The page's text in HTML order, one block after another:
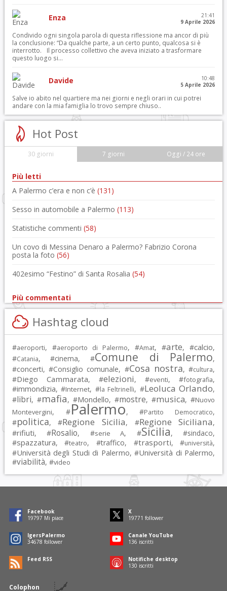
Enza
21:41
9 Aprile 2026
Condivido ogni singola parola di questa riflessione ma ancor di più
la conclusione: “Da qualche parte, a un certo punto, qualcosa si è
interrotto. Il processo collettivo che aveva iniziato a trasformare
questo luogo si...
Davide
10:48
5 Aprile 2026
Salve io abito nel quartiere ma nei giorni e negli orari in cui potrei
andare con la mia famiglia lo trovo sempre chiuso..
Hot Post
30 giorni 7 giorni Oggi / 24 ore
Più letti
A Palermo c’era e non c’è (131)
Sesso in automobile a Palermo (113)
Statistiche commenti (58)
Un covo di Messina Denaro a Palermo? Fabrizio Corona
posta la foto (56)
402esimo “Festino” di Santa Rosalia (54)
Più commentati
Hashtag cloud
#aeroporti, #aeroporto di Palermo, #Amat, #arte, #calcio,
#Catania, #cinema, #Comune di Palermo,
#concerti, #Consiglio comunale, #Cosa nostra, #cultura,
#Diego Cammarata, #elezioni, #eventi, #fotografia,
#immondizia, #Internet, #la Feltrinelli, #Leoluca Orlando,
#libri, #mafia, #Mondello, #mostre, #musica, #Nuovo
Montevergini, #Palermo, #Partito Democratico,
#politica, #Regione Sicilia, #Regione Siciliana,
#rifiuti, #Rosalio, #serie A, #Sicilia, #sindaco,
#spazzatura, #teatro, #traffico, #trasporti, #università,
#Università degli Studi di Palermo, #Università di Palermo,
#viabilità, #video
Colophon
Facebook
19797 Mi piace
X
19771 follower
IgersPalermo
34678 follower
Canale YouTube
136 iscritti
Feed RSS
Notifiche desktop
130 iscritti